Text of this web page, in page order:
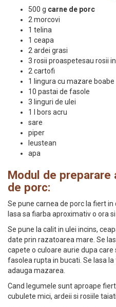
500 g carne de porc
2 morcovi
1 telina
1 ceapa
2 ardei grasi
3 rosii proaspetesau rosii
2 cartofi
1 lingura cu mazare boabe
10 pastai de fasole
3 linguri de ulei
1 l bors acru
sare
piper
leustean
apa
Modul de
de porc:
Se pune carnea de porc la fiert in
lasa sa fiarba aproximativ o ora
Se pune la calit in ulei incins,
date prin razatoarea mare. Se
capete o culoare aurie dupa
fasolea rupta in bucati. Se lasa
adauga mazarea.
Cand legumele sunt aproape
cubulete mici, ardeii si rosiile